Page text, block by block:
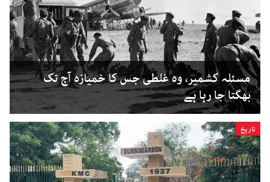
مسئلہ کشمیر، وہ غلطی جس کا خمیازہ آج تک
بھگتا جا رہا ہے
تاریخ